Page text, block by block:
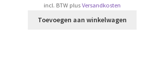
incl. BTW plus Versandkosten
Toevoegen aan winkelwagen